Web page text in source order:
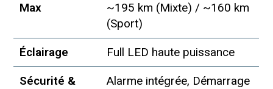
Max
~195 km (Mixte) / ~160 km
(Sport)
Éclairage Full LED haute puissance
Sécurité &
Alarme intégrée, Démarrage